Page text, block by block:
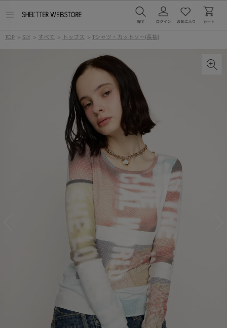
ー
TOP > SLY > すべて > トップス > Tシャツ・カットソー(長袖)